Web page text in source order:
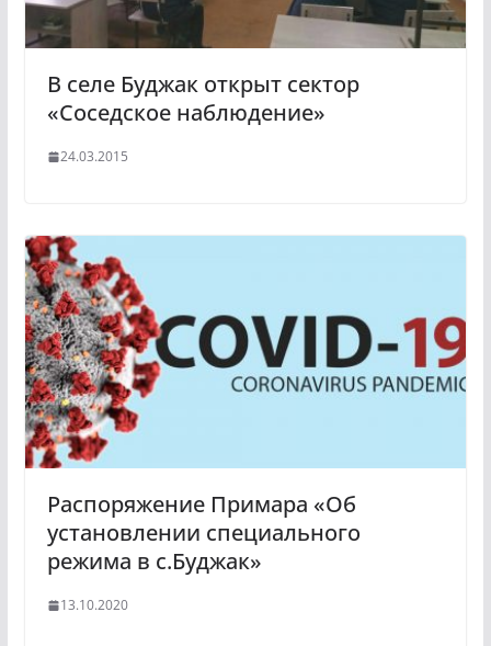
В селе Буджак открыт сектор
«Соседское наблюдение»
24.03.2015
Распоряжение Примара «Об
установлении специального
режима в с.Буджак»
13.10.2020